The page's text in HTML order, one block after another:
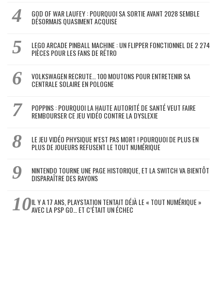
GOD OF WAR LAUFEY : POURQUOI SA SORTIE AVANT 2028 SEMBLE
DÉSORMAIS QUASIMENT ACQUISE
LEGO ARCADE PINBALL MACHINE : UN FLIPPER FONCTIONNEL DE 2 274
PIÈCES POUR LES FANS DE RÉTRO
VOLKSWAGEN RECRUTE… 100 MOUTONS POUR ENTRETENIR SA
CENTRALE SOLAIRE EN POLOGNE
POPPINS : POURQUOI LA HAUTE AUTORITÉ DE SANTÉ VEUT FAIRE
REMBOURSER CE JEU VIDÉO CONTRE LA DYSLEXIE
LE JEU VIDÉO PHYSIQUE N’EST PAS MORT ! POURQUOI DE PLUS EN
PLUS DE JOUEURS REFUSENT LE TOUT NUMÉRIQUE
NINTENDO TOURNE UNE PAGE HISTORIQUE, ET LA SWITCH VA BIENTÔT
DISPARAÎTRE DES RAYONS
IL Y A 17 ANS, PLAYSTATION TENTAIT DÉJÀ LE « TOUT NUMÉRIQUE »
AVEC LA PSP GO… ET C’ÉTAIT UN ÉCHEC